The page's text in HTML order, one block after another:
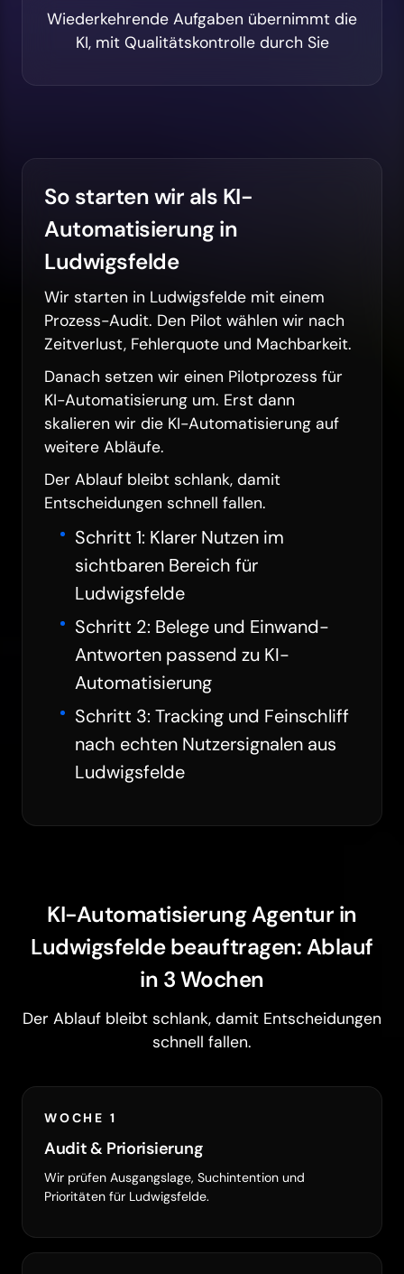
Wiederkehrende Aufgaben übernimmt die
KI, mit Qualitätskontrolle durch Sie
So starten wir als KI-
Automatisierung in
Ludwigsfelde
Wir starten in Ludwigsfelde mit einem
Prozess-Audit. Den Pilot wählen wir nach
Zeitverlust, Fehlerquote und Machbarkeit.
Danach setzen wir einen Pilotprozess für
KI-Automatisierung um. Erst dann
skalieren wir die KI-Automatisierung auf
weitere Abläufe.
Der Ablauf bleibt schlank, damit
Entscheidungen schnell fallen.
Schritt 1: Klarer Nutzen im
sichtbaren Bereich für
Ludwigsfelde
Schritt 2: Belege und Einwand-
Antworten passend zu KI-
Automatisierung
Schritt 3: Tracking und Feinschliff
nach echten Nutzersignalen aus
Ludwigsfelde
KI-Automatisierung Agentur in
Ludwigsfelde beauftragen: Ablauf
in 3 Wochen
Der Ablauf bleibt schlank, damit Entscheidungen
schnell fallen.
WOCHE 1
Audit & Priorisierung
Wir prüfen Ausgangslage, Suchintention und
Prioritäten für Ludwigsfelde.